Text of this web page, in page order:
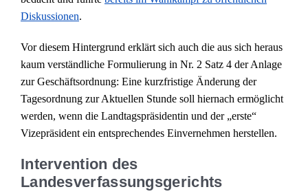
Diskussionen.
Vor diesem Hintergrund erklärt sich auch die aus sich heraus
kaum verständliche Formulierung in Nr. 2 Satz 4 der Anlage
zur Geschäftsordnung: Eine kurzfristige Änderung der
Tagesordnung zur Aktuellen Stunde soll hiernach ermöglicht
werden, wenn die Landtagspräsidentin und der „erste“
Vizepräsident ein entsprechendes Einvernehmen herstellen.
Intervention des
Landesverfassungsgerichts